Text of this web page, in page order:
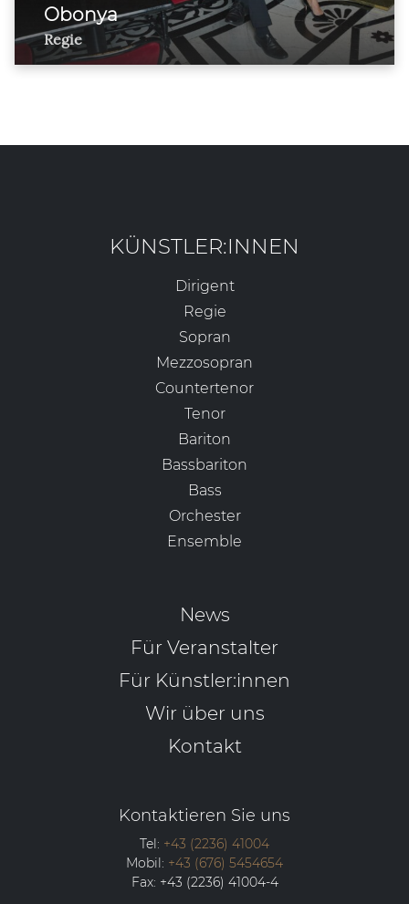
Obonya
Regie
KÜNSTLER:INNEN
Dirigent
Regie
Sopran
Mezzosopran
Countertenor
Tenor
Bariton
Bassbariton
Bass
Orchester
Ensemble
News
Für Veranstalter
Für Künstler:innen
Wir über uns
Kontakt
Kontaktieren Sie uns
Tel: +43 (2236) 41004
Mobil: +43 (676) 5454654
Fax: +43 (2236) 41004-4